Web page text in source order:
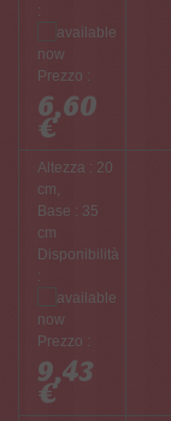
:
Prezzo :
6,60
€
Altezza : 20
cm,
Base : 35
cm
Disponibilità
:
Prezzo :
9,43
€